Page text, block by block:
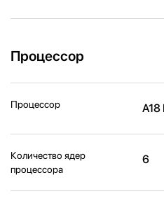
Процессор
Процессор A18
Количество ядер
процессора
6